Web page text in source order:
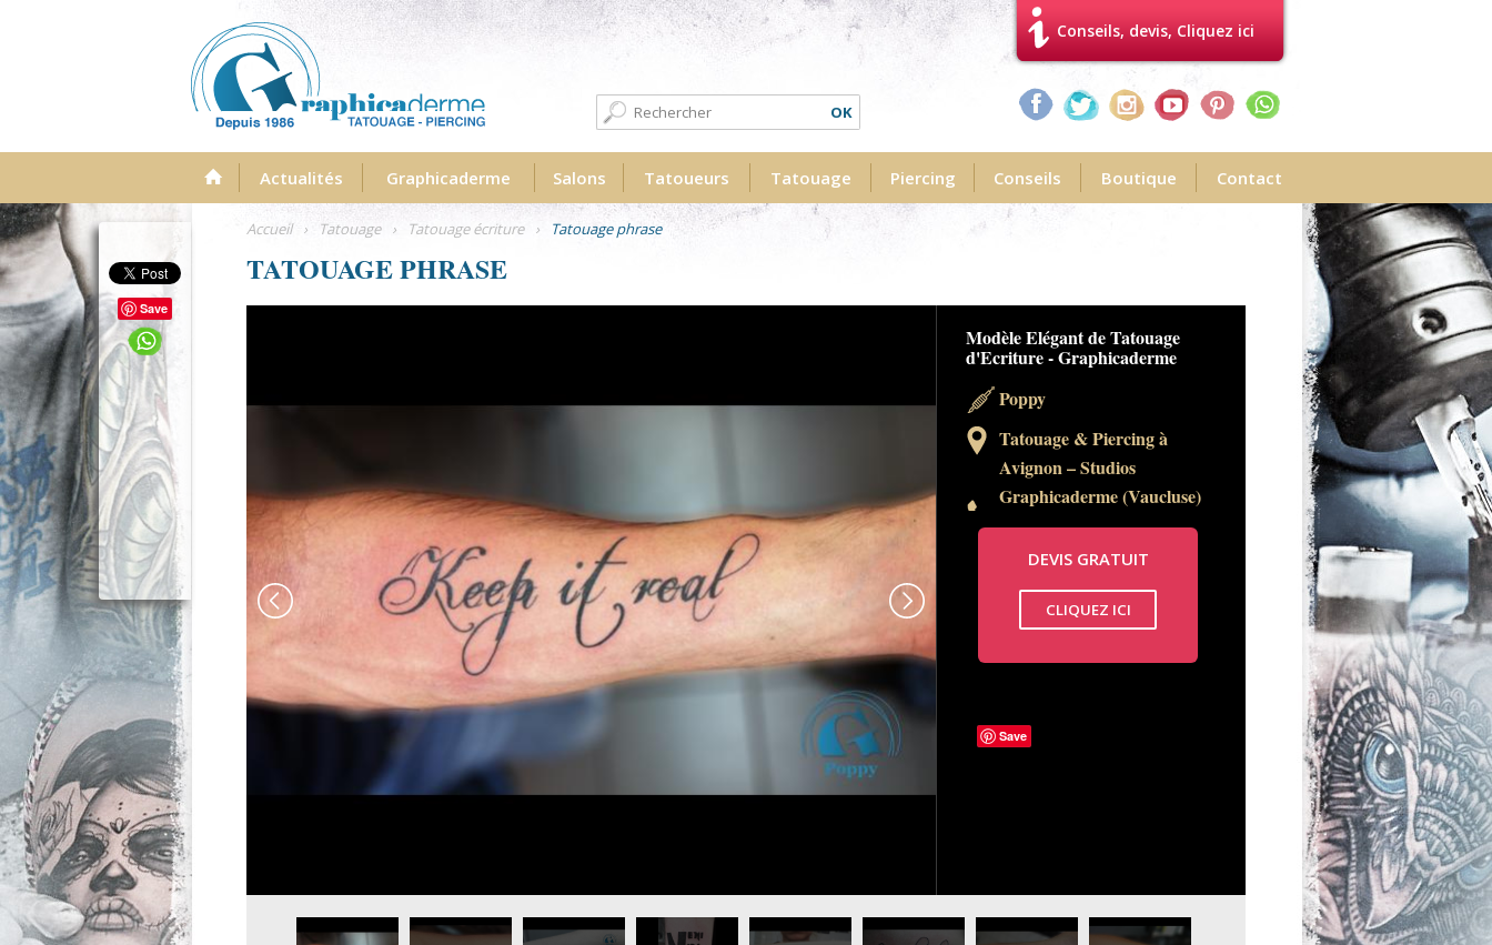
Formulaire de recherche Recherche
Conseils, devis, Cliquez ici
Menu Actualités Graphicaderme Salons Tatoueurs Tatouage Piercing Conseils Boutique Contact
Save
Accueil › Tatouage › Tatouage écriture › Tatouage phrase
TATOUAGE PHRASE
Tatouage d'Ecriture sur Avant-
Bras en Photo par
Poppy
Tatouage & Piercing à
Avignon – Studios
CLIQUEZ ICI
tatouage-ecriture-homme-graphicaderme.jpg
tatouage-ecriture-phrase-bras-graphicaderme.jpg
tatouage-ecriture-phrase-bras-grapicaderme.jpg
tatouage-ecriture-phrase-homme-avignon.jpg
tatouage-femme-phrase-bras-graphicaderme_0.jpg
tatouage-femme-phrase-cotes_0.jpg
tatouage-homme-phrase-bras-
tatouage-phrase-